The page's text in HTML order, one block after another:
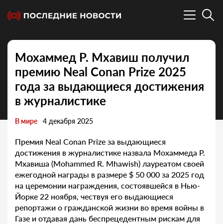
Мохаммед Р. Мхавиш получил
премию Neal Conan Prize 2025
года за выдающиеся достижения
в журналистике
В мире 4 декабря 2025
Премия Neal Conan Prize за выдающиеся
достижения в журналистике назвала Мохаммеда Р.
Мхавиша (Mohammed R. Mhawish) лауреатом своей
ежегодной награды в размере $ 50 000 за 2025 год
на церемонии награждения, состоявшейся в Нью-
Йорке 22 ноября, чествуя его выдающиеся
репортажи о гражданской жизни во время войны в
Газе и отдавая дань беспрецедентным рискам для